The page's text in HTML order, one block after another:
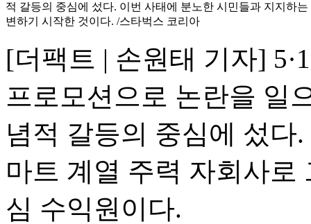
적 갈등의 중심에 섰다. 이번 사태에 분노한 시민들과 지지하
변하기 시작한 것이다. /스타벅스 코리아
[더팩트 | 손원태 기자]
프로모션으로 논란을 일
념적 갈등의 중심에 섰다
마트 계열 주력 자회사로
심 수익원이다.